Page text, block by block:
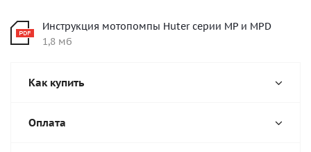
Инструкция мотопомпы Huter серии MP и MPD
1,8 мб
Как купить
Оплата